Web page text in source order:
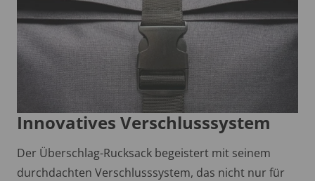
Innovatives Verschlusssystem
Der Überschlag-Rucksack begeistert mit seinem
durchdachten Verschlusssystem, das nicht nur für